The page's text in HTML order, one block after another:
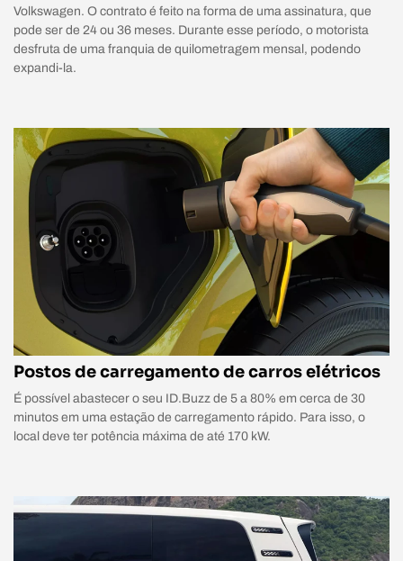
Volkswagen. O contrato é feito na forma de uma assinatura, que
pode ser de 24 ou 36 meses. Durante esse período, o motorista
desfruta de uma franquia de quilometragem mensal, podendo
expandi-la.
Postos de carregamento de carros elétricos
É possível abastecer o seu ID.Buzz de 5 a 80% em cerca de 30
minutos em uma estação de carregamento rápido. Para isso, o
local deve ter potência máxima de até 170 kW.